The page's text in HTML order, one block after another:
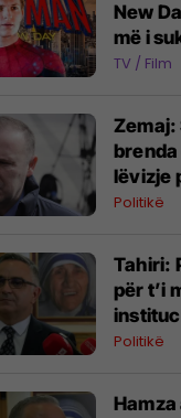
New
më i
2026 -
TV / Film
Zemaj:
lëvizje
Politikë
Tahiri:
për t’i
Politikë